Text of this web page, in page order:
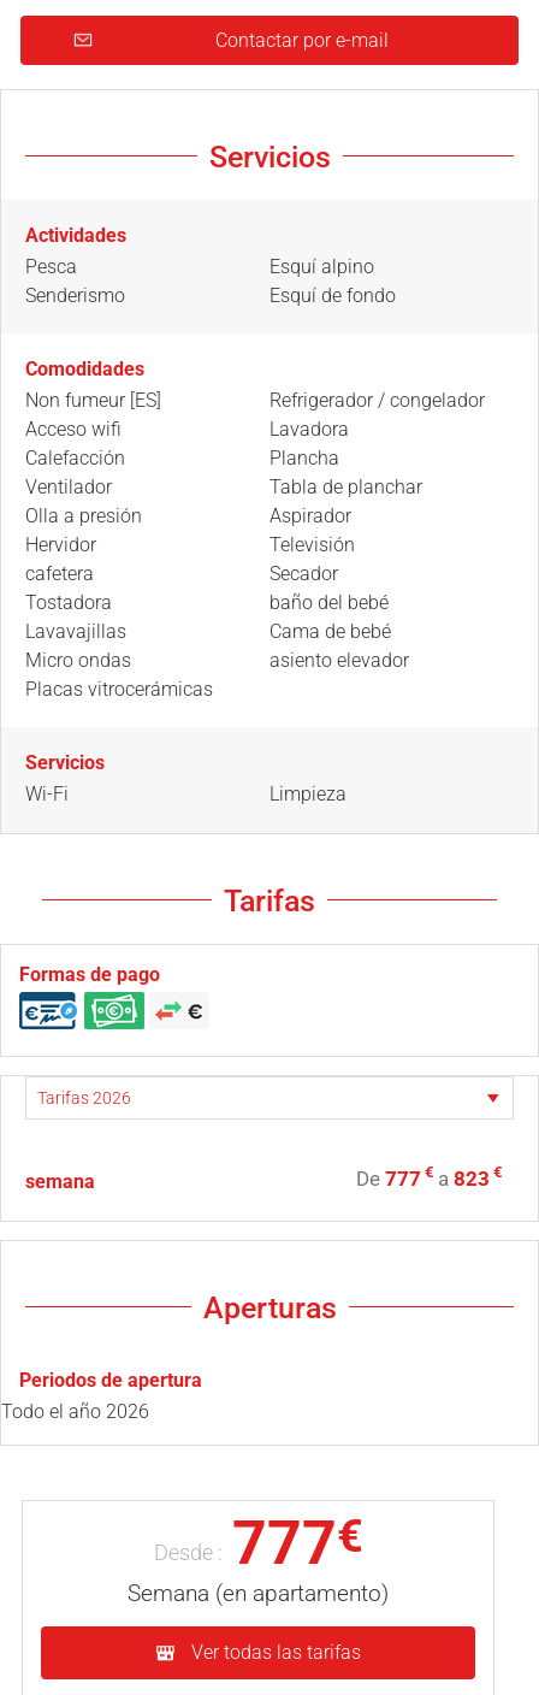
Contactar por e-mail
Servicios
Actividades
Pesca
Senderismo
Esquí alpino
Esquí de fondo
Comodidades
Non fumeur [ES]
Acceso wifi
Calefacción
Ventilador
Olla a presión
Hervidor
cafetera
Tostadora
Lavavajillas
Micro ondas
Placas vitrocerámicas
Refrigerador / congelador
Lavadora
Plancha
Tabla de planchar
Aspirador
Televisión
Secador
baño del bebé
Cama de bebé
asiento elevador
Servicios
Wi-Fi
Limpieza
Tarifas
Formas de pago
semana De 777 € a 823 €
Aperturas
Periodos de apertura
Todo el año 2026
Desde : 777€
Semana (en apartamento)
Ver todas las tarifas